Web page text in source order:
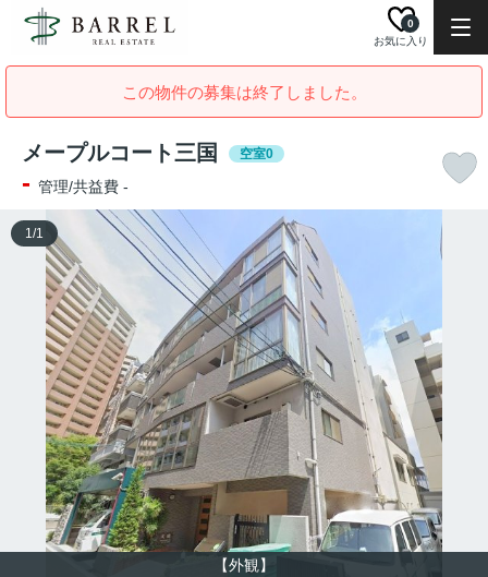
お気に入り
0
この物件の募集は終了しました。
メープルコート三国 空室0
- 管理/共益費 -
【外観】
1/1